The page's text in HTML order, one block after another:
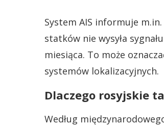
System AIS informuje
statków nie wysyła
miesiąca. To może
systemów lokalizacyjnych.
Dlaczego rosyjskie
Według